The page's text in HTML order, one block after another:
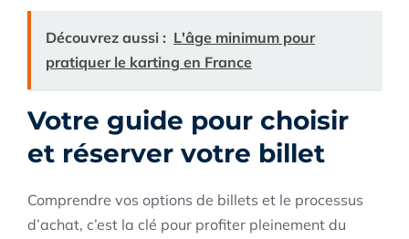
Découvrez aussi : L'âge minimum pour
pratiquer le karting en France
Votre guide pour choisir
et réserver votre billet
Comprendre vos options de billets et le processus
d’achat, c’est la clé pour profiter pleinement du